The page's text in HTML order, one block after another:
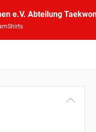
e.V. Abteilung